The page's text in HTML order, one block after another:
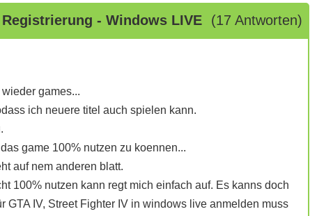
- Windows LIVE (17 Antworten)
games...
ich neuere titel auch spielen kann.
game 100% nutzen zu koennen...
auf nem anderen blatt.
100% nutzen kann regt mich einfach auf. Es kanns doch
GTA IV, Street Fighter IV in windows live anmelden muss